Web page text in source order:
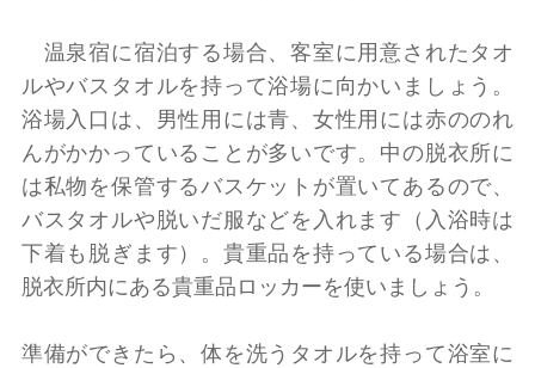
温泉宿に宿泊する場合、客室に用意されたタオ
ルやバスタオルを持って浴場に向かいましょう。
浴場入口は、男性用には青、女性用には赤ののれ
んがかかっていることが多いです。中の脱衣所に
は私物を保管するバスケットが置いてあるので、
バスタオルや脱いだ服などを入れます（入浴時は
下着も脱ぎます）。貴重品を持っている場合は、
脱衣所内にある貴重品ロッカーを使いましょう。
準備ができたら、体を洗うタオルを持って浴室に